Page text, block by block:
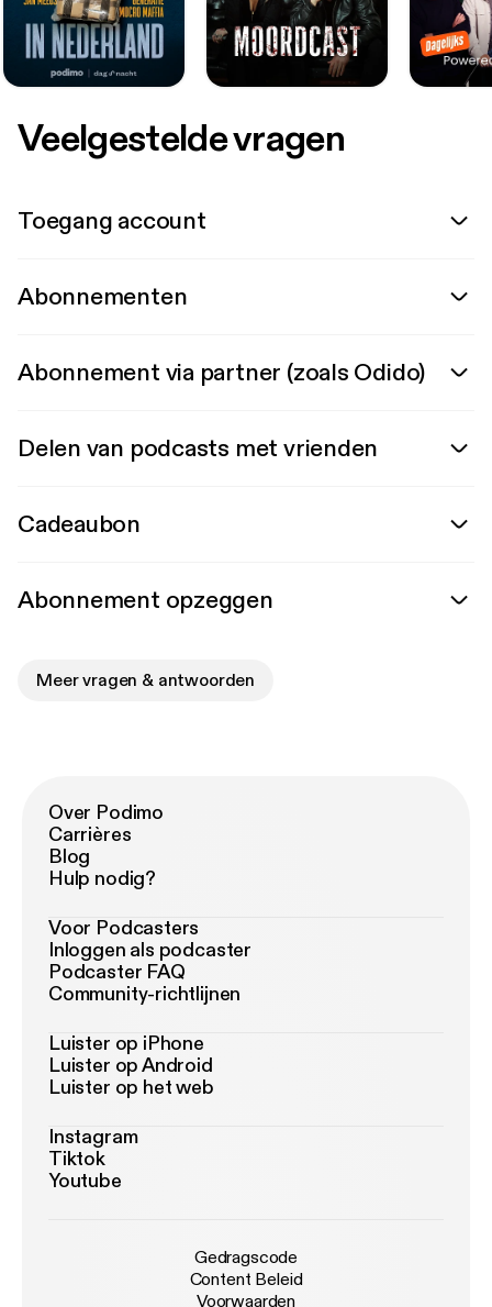
Veelgestelde vragen
Toegang account
Abonnementen
Abonnement via partner (zoals Odido)
Delen van podcasts met vrienden
Cadeaubon
Abonnement opzeggen
Meer vragen & antwoorden
Over Podimo
Carrières
Blog
Hulp nodig?
Voor Podcasters
Inloggen als podcaster
Podcaster FAQ
Community-richtlijnen
Luister op iPhone
Luister op Android
Luister op het web
Instagram
Tiktok
Youtube
Gedragscode
Content Beleid
Voorwaarden